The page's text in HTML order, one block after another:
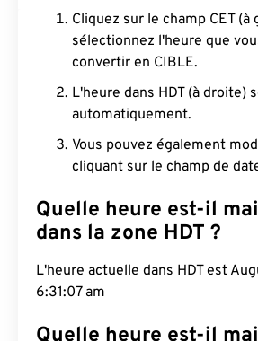
Cliquez sur le champ CET (à
sélectionnez l'heure que
convertir en CIBLE.
L'heure dans HDT (à droite)
automatiquement.
Vous pouvez également
cliquant sur le champ de
Quelle heure est-il
dans la zone HDT ?
L'heure actuelle dans HDT est
6:31:08 am